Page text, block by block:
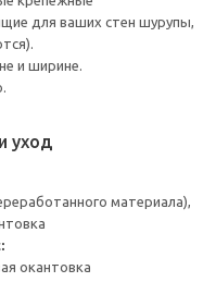
для ваших стен шурупы,
и ширине.
уход
материала),
окантовка